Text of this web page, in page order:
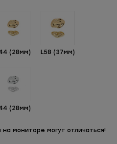
(28мм) L58 (37мм)
(28мм)
мониторе могут отличаться!